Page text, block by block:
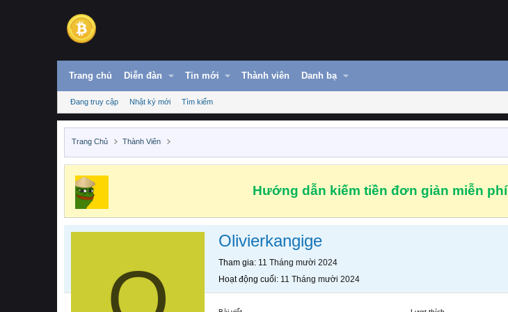
Trang chủ Diễn đàn Tin mới Thành viên Danh bạ
Đang truy cập Nhật ký mới Tìm kiếm
Trang Chủ Thành Viên
Hướng dẫn kiếm tiền đơn giản miễn phí
Olivierkangige
Tham gia 11 Tháng mười 2024
Hoạt động cuối 11 Tháng mười 2024